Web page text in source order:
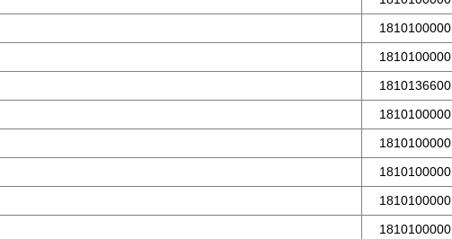
1810100000
1810100000
1810136600
1810100000
1810100000
1810100000
1810100000
1810100000